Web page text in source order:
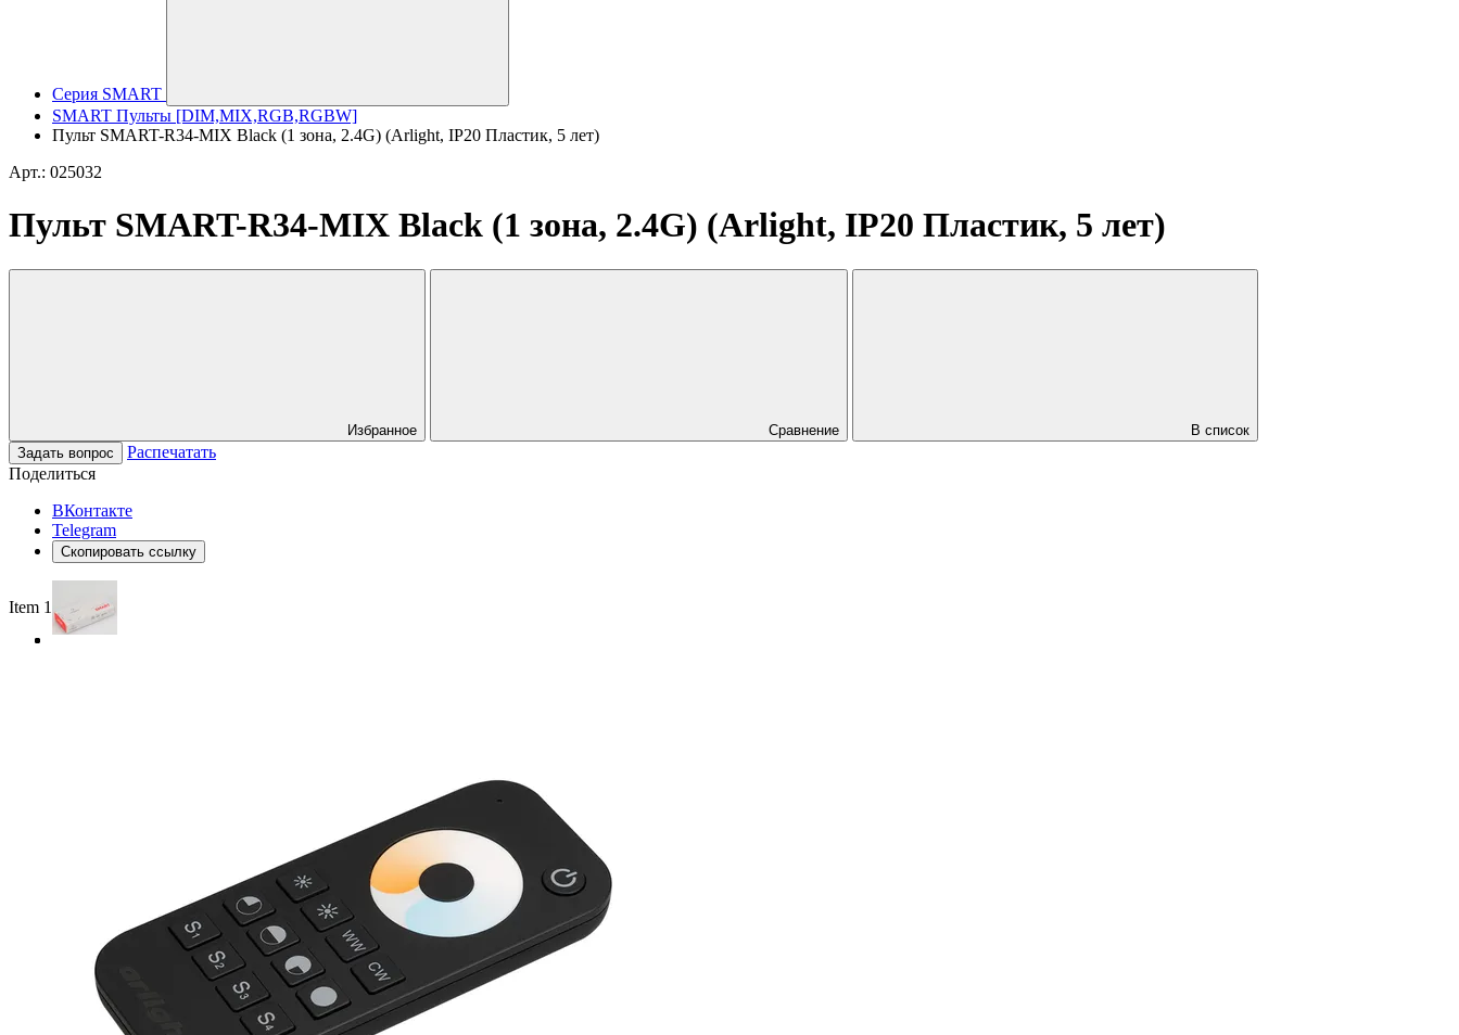
Серия SMART
SMART Пульты [DIM,MIX,RGB,RGBW]
Пульт SMART-R34-MIX Black (1 зона, 2.4G) (Arlight, IP20 Пластик, 5 лет)
Арт.: 025032
Пульт SMART-R34-MIX Black (1 зона, 2.4G) (Arlight, IP20 Пластик, 5 лет)
Избранное Сравнение
В список
Задать вопрос
Распечатать
Поделиться
ВКонтакте
Telegram
Скопировать ссылку
Item 1 of 3